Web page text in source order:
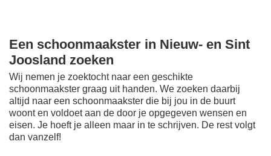
Een schoonmaakster in Nieuw- en Sint
Joosland zoeken
Wij nemen je zoektocht naar een geschikte
schoonmaakster graag uit handen. We zoeken daarbij
altijd naar een schoonmaakster die bij jou in de buurt
woont en voldoet aan de door je opgegeven wensen en
eisen. Je hoeft je alleen maar in te schrijven. De rest volgt
dan vanzelf!